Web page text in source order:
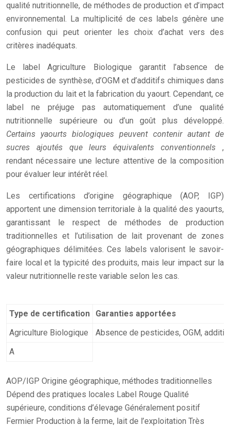
qualité nutritionnelle, de méthodes de production et d’impact
environnemental. La multiplicité de ces labels génère une
confusion qui peut orienter les choix d’achat vers des
critères inadéquats.
Le label Agriculture Biologique garantit l’absence de
pesticides de synthèse, d’OGM et d’additifs chimiques dans
la production du lait et la fabrication du yaourt. Cependant, ce
label ne préjuge pas automatiquement d’une qualité
nutritionnelle supérieure ou d’un goût plus développé.
Certains yaourts biologiques peuvent contenir autant de
sucres ajoutés que leurs équivalents conventionnels ,
rendant nécessaire une lecture attentive de la composition
pour évaluer leur intérêt réel.
Les certifications d’origine géographique (AOP, IGP)
apportent une dimension territoriale à la qualité des yaourts,
garantissant le respect de méthodes de production
traditionnelles et l’utilisation de lait provenant de zones
géographiques délimitées. Ces labels valorisent le savoir-
faire local et la typicité des produits, mais leur impact sur la
valeur nutritionnelle reste variable selon les cas.
Type de certification
Garanties apportées
Agriculture Biologique
Absence de pesticides, OGM,
A
AOP/IGP Origine géographique, méthodes traditionnelles
Dépend des pratiques locales Label Rouge Qualité
supérieure, conditions d’élevage Généralement positif
Fermier Production à la ferme, lait de l’exploitation Très